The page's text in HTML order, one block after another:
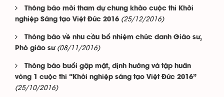
Thông báo mời tham dự chung khảo cuộc thi Khởi
nghiệp Sáng tạo Việt Đức 2016 (25/12/2016)
Thông báo về nhu cầu bổ nhiệm chức danh Giáo sư,
Phó giáo sư (08/11/2016)
Thông báo buổi gặp mặt, định hướng và tập huấn
vòng 1 cuộc thi “Khởi nghiệp sáng tạo Việt Đức 2016”
(25/10/2016)